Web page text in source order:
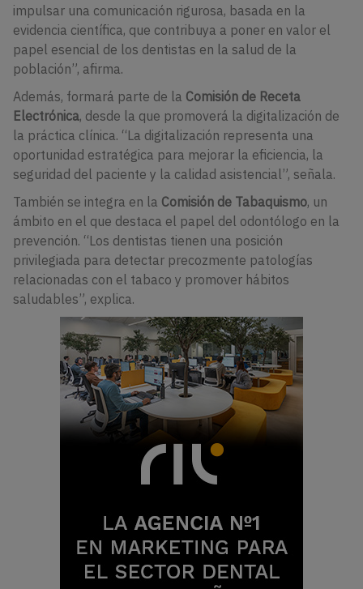
impulsar una comunicación rigurosa, basada en la
evidencia científica, que contribuya a poner en valor el
papel esencial de los dentistas en la salud de la
población”, afirma.
Además, formará parte de la Comisión de Receta
Electrónica, desde la que promoverá la digitalización de
la práctica clínica. “La digitalización representa una
oportunidad estratégica para mejorar la eficiencia, la
seguridad del paciente y la calidad asistencial”, señala.
También se integra en la Comisión de Tabaquismo, un
ámbito en el que destaca el papel del odontólogo en la
prevención. “Los dentistas tienen una posición
privilegiada para detectar precozmente patologías
relacionadas con el tabaco y promover hábitos
saludables”, explica.